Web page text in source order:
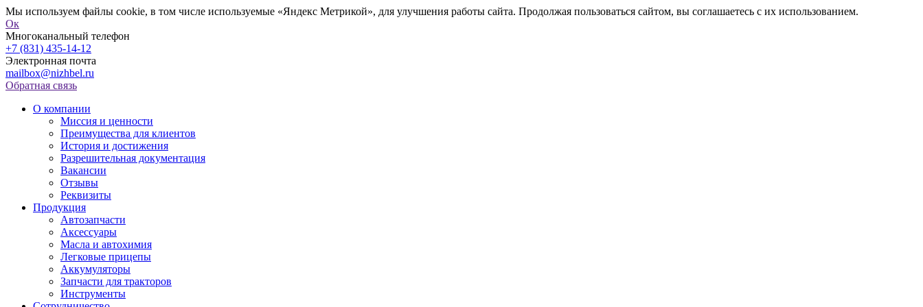
Мы используем файлы cookie, в том числе используемые «Яндекс Метрикой», для улучшения работы сайта. Продолжая пользоваться сайтом, вы соглашаетесь с их использованием.
Ок
Многоканальный телефон
+7 (831) 435-14-12
Электронная почта
mailbox@nizhbel.ru
Обратная связь
О компании
Миссия и ценности
Преимущества для клиентов
История и достижения
Разрешительная документация
Вакансии
Отзывы
Реквизиты
Продукция
Автозапчасти
Аксессуары
Масла и автохимия
Легковые прицепы
Аккумуляторы
Запчасти для тракторов
Инструменты